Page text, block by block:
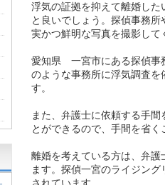
浮気の証拠を抑えて離婚し
と良いでしょう。探偵事務
実かつ鮮明な写真を撮影して
愛知県 一宮市にある探偵事
のような事務所に浮気調査を
す。
また、弁護士に依頼する手
とができるので、手間を省く
離婚を考えている方は、弁
ます。探偵一宮のライジン